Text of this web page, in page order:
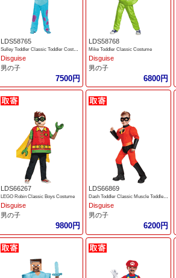
LDS58765
Sulley Toddler Classic Toddler Costume
Disguise
男の子
7500円
LDS58768
Mike Toddler Classic Costume
Disguise
男の子
6800円
LDS66267
LEGO Robin Classic Boys Costume
Disguise
男の子
9800円
LDS66869
Dash Toddler Classic Muscle Toddler Costume
Disguise
男の子
6200円